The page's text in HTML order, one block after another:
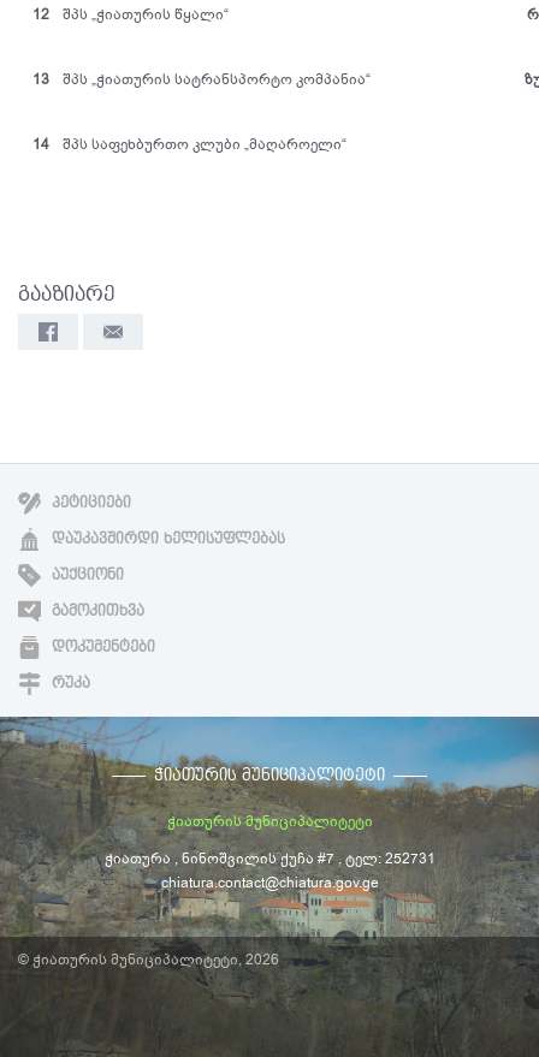
12 შპს „ჭიათურის წყალი“
13 შპს „ჭიათურის სატრანსპორტო კომპანია“
14 შპს საფეხბურთო კლუბი „მაღაროელი“
გააზიარე
ᲞᲔᲢᲘᲪᲘᲔᲑᲘ
ᲓᲐᲣᲙᲐᲕᲨᲘᲠᲓᲘ ᲮᲔᲚᲘᲡᲣᲤᲚᲔᲑᲐᲡ
ᲐᲣᲥᲪᲘᲝᲜᲘ
ᲒᲐᲛᲝᲙᲘᲗᲮᲕᲐ
ᲓᲝᲙᲣᲛᲔᲜᲢᲔᲑᲘ
ᲠᲣᲙᲐ
ᲭᲘᲐᲗᲣᲠᲘᲡ ᲛᲣᲜᲘᲪᲘᲞᲐᲚᲘᲢᲔᲢᲘ
ჭიათურის მუნიციპალიტეტი
ჭიათურა , ნინოშვილის ქუჩა #7 , ტელ: 252731
chiatura.contact@chiatura.gov.ge
© ჭიათურის მუნიციპალიტეტი, 2026